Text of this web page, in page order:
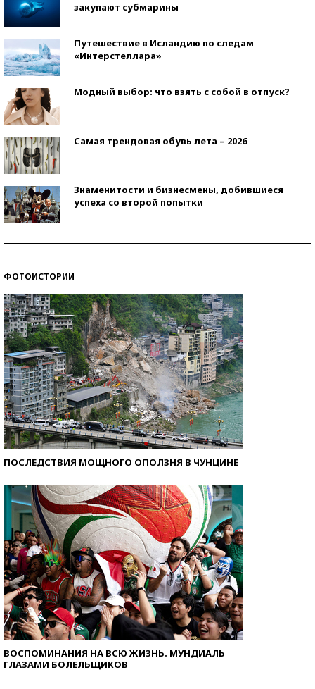
закупают субмарины
Путешествие в Исландию по следам
«Интерстеллара»
Модный выбор: что взять с собой в отпуск?
Самая трендовая обувь лета – 2026
Знаменитости и бизнесмены, добившиеся
успеха со второй попытки
ФОТОИСТОРИИ
ПОСЛЕДСТВИЯ МОЩНОГО ОПОЛЗНЯ В ЧУНЦИНЕ
ВОСПОМИНАНИЯ НА ВСЮ ЖИЗНЬ. МУНДИАЛЬ
ГЛАЗАМИ БОЛЕЛЬЩИКОВ